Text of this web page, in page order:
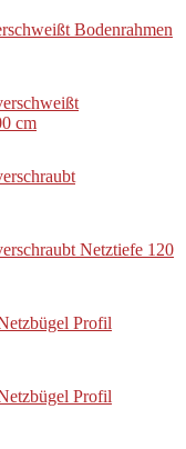
Bodenrahmen
cm
Netztiefe 120
Profil
Profil